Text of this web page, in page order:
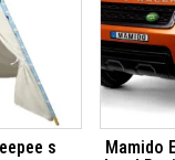
s
Mamido